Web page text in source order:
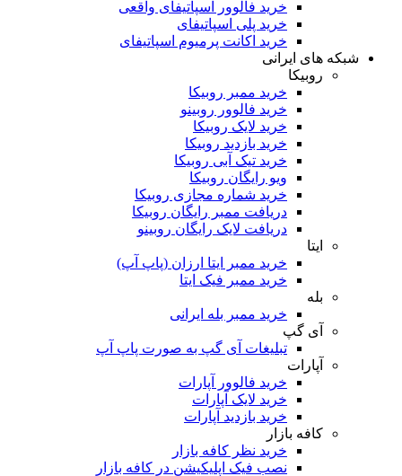
خرید فالوور اسپاتیفای واقعی
خرید پلی اسپاتیفای
خرید اکانت پرمیوم اسپاتیفای
شبکه های ایرانی
روبیکا
خرید ممبر روبیکا
خرید فالوور روبینو
خرید لایک روبیکا
خرید بازدید روبیکا
خرید تیک آبی روبیکا
ویو رایگان روبیکا
خرید شماره مجازی روبیکا
دریافت ممبر رایگان روبیکا
دریافت لایک رایگان روبینو
ایتا
خرید ممبر ایتا ارزان (پاپ آپ)
خرید ممبر فیک ایتا
بله
خرید ممبر بله ایرانی
آی گپ
تبلیغات آی گپ به صورت پاپ آپ
آپارات
خرید فالوور آپارات
خرید لایک آپارات
خرید بازدید آپارات
کافه بازار
خرید نظر کافه بازار
نصب فیک اپلیکیشن در کافه بازار